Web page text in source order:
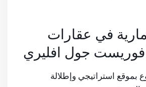
في عقارات
جول افليري
بموقع استراتيجي وإطلالة